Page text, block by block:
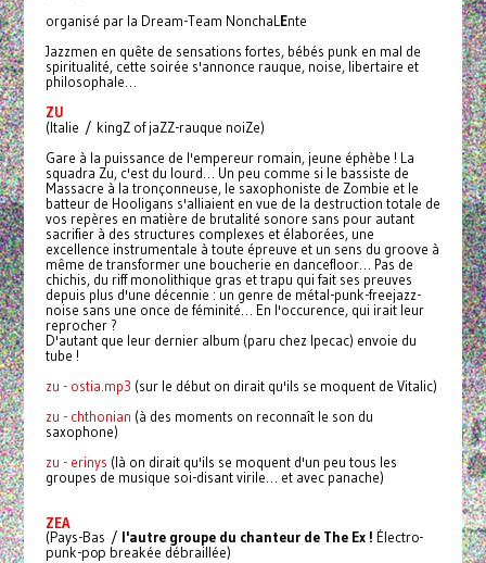
organisé par la Dream-Team NonchaL Ente
Jazzmen en quête de sensations fortes, bébés punk en mal de
spiritualité, cette soirée s'annonce rauque, noise, libertaire et
philosophale…
ZU
(Italie / kingZ of jaZZ-rauque noiZe)
Gare à la puissance de l'empereur romain, jeune éphèbe ! La
squadra Zu, c'est du lourd… Un peu comme si le bassiste de
Massacre à la tronçonneuse, le saxophoniste de Zombie et le
batteur de Hooligans s'alliaient en vue de la destruction totale de
vos repères en matière de brutalité sonore sans pour autant
sacrifier à des structures complexes et élaborées, une
excellence instrumentale à toute épreuve et un sens du groove à
même de transformer une boucherie en dancefloor… Pas de
chichis, du riff monolithique gras et trapu qui fait ses preuves
depuis plus d'une décennie : un genre de métal-punk-freejazz-
noise sans une once de féminité… En l'occurence, qui irait leur
reprocher ?
D'autant que leur dernier album (paru chez Ipecac) envoie du
tube !
zu - ostia.mp3 (sur le début on dirait qu'ils se moquent de Vitalic)
zu - chthonian (à des moments on reconnaît le son du
saxophone)
zu - erinys (là on dirait qu'ils se moquent d'un peu tous les
groupes de musique soi-disant virile… et avec panache)
ZEA
(Pays-Bas / l'autre groupe du chanteur de The Ex ! Électro-
punk-pop breakée débraillée)